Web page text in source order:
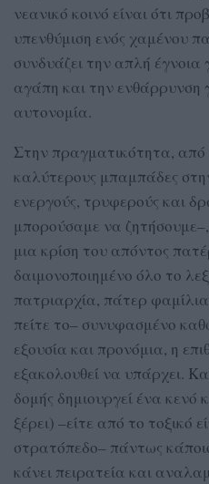
νεανικό κοινό είναι ότι
υπενθύμιση ενός χαμένου
συνδυάζει την απλή έγνοια
αγάπη και την ενθάρρυνση
αυτονομία.
Στην πραγματικότητα, από
καλύτερους μπαμπάδες
ενεργούς, τρυφερούς και
μπορούσαμε να
μια κρίση του απόντος
δαιμονοποιημένο όλο το
πατριαρχία, πάτερ
πείτε το– συνυφασμένο
εξουσία και προνόμια, η
εξακολουθεί να υπάρχει.
δομής δημιουργεί ένα κενό
ξέρει) –είτε από το τοξικό
στρατόπεδο– πάντως
κάνει πειρατεία και